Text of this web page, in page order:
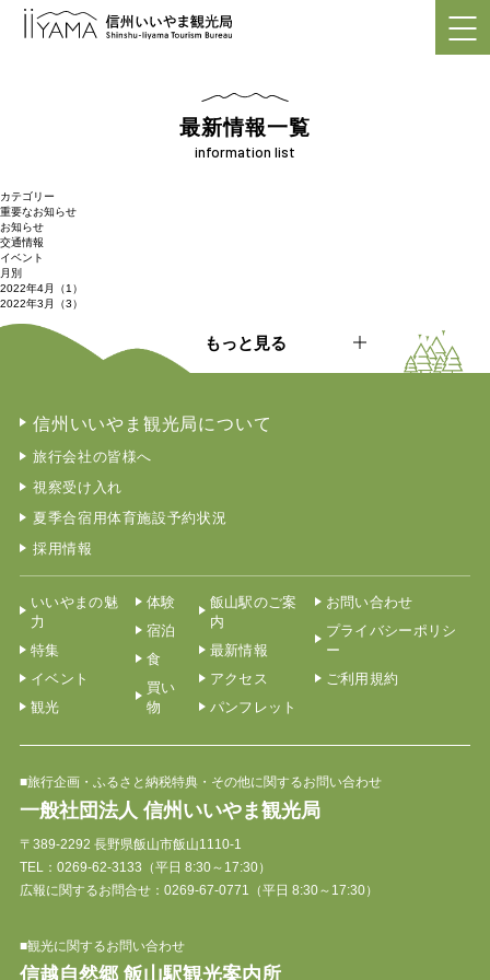
最新情報一覧
information list
カテゴリー
重要なお知らせ
お知らせ
交通情報
イベント
月別
2022年4月（1）
2022年3月（3）
もっと見る
信州いいやま観光局について
旅行会社の皆様へ
視察受け入れ
夏季合宿用体育施設予約状況
採用情報
いいやまの魅
力
特集
イベント
観光
体験
宿泊
食
買い
物
飯山駅のご案
内
最新情報
アクセス
パンフレット
お問い合わせ
プライバシーポリシ
ー
ご利用規約
■旅行企画・ふるさと納税特典・その他に関するお問い合わせ
一般社団法人 信州いいやま観光局
〒389-2292 長野県飯山市飯山1110-1
TEL： 0269-62-3133 （平日 8:30～17:30）
広報に関するお問合せ：0269-67-0771（平日 8:30～17:30）
■観光に関するお問い合わせ
信越自然郷 飯山駅観光案内所